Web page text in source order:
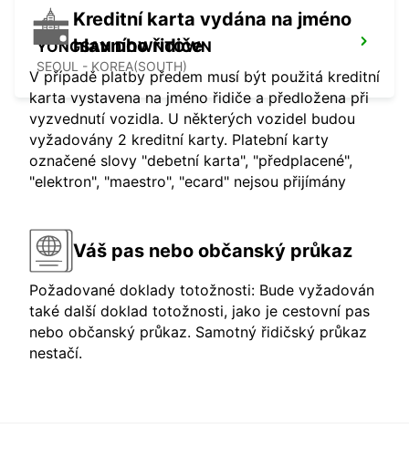
YONGSAN DOWNTOWN
SEOUL - KOREA(SOUTH)
Kreditní karta vydána na jméno
hlavního řidiče
V případě platby předem musí být použitá kreditní
karta vystavena na jméno řidiče a předložena při
vyzvednutí vozidla. U některých vozidel budou
vyžadovány 2 kreditní karty. Platební karty
označené slovy "debetní karta", "předplacené",
"elektron", "maestro", "ecard" nejsou přijímány
Váš pas nebo občanský průkaz
Požadované doklady totožnosti: Bude vyžadován
také další doklad totožnosti, jako je cestovní pas
nebo občanský průkaz. Samotný řidičský průkaz
nestačí.